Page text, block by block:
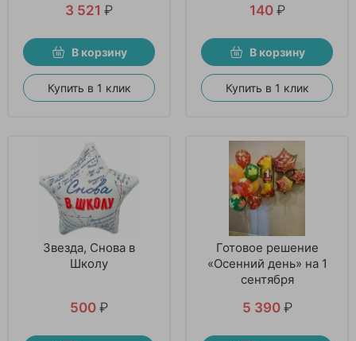
3 521 ₽
В корзину
Купить в 1 клик
140 ₽
В корзину
Купить в 1 клик
Звезда, Снова в
Школу
500 ₽
Готовое решение
«Осенний день» на 1
сентября
5 390 ₽